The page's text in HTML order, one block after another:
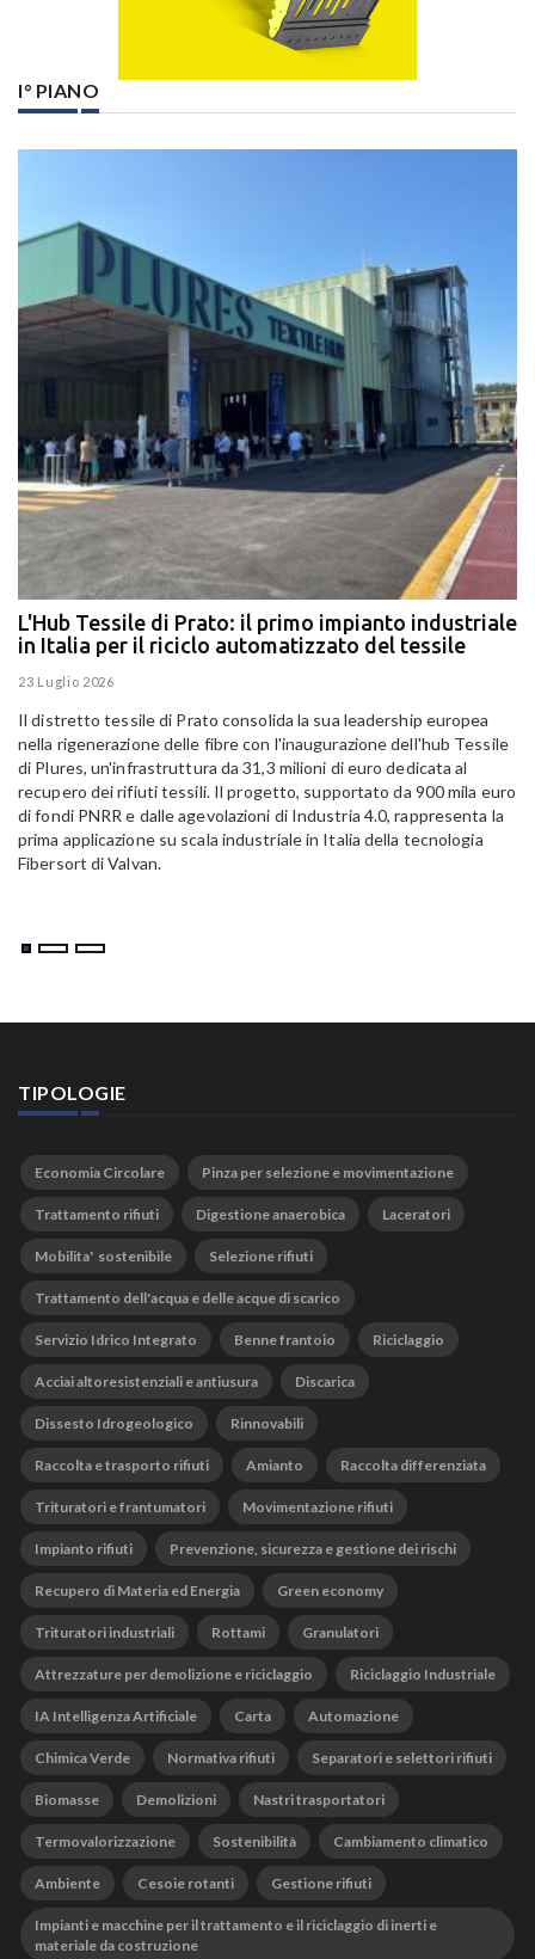
I° PIANO
L'Hub Tessile di Prato: il primo impianto industriale
in Italia per il riciclo automatizzato del tessile
23 Luglio 2026
Il distretto tessile di Prato consolida la sua leadership europea
nella rigenerazione delle fibre con l'inaugurazione dell'hub Tessile
di Plures, un'infrastruttura da 31,3 milioni di euro dedicata al
recupero dei rifiuti tessili. Il progetto, supportato da 900 mila euro
di fondi PNRR e dalle agevolazioni di Industria 4.0, rappresenta la
prima applicazione su scala industriale in Italia della tecnologia
Fibersort di Valvan.
TIPOLOGIE
Economia Circolare Pinza per selezione e movimentazione
Trattamento rifiuti Digestione anaerobica Laceratori
Mobilita' sostenibile Selezione rifiuti
Trattamento dell'acqua e delle acque di scarico
Servizio Idrico Integrato Benne frantoio Riciclaggio
Acciai altoresistenziali e antiusura Discarica
Dissesto Idrogeologico Rinnovabili
Raccolta e trasporto rifiuti Amianto Raccolta differenziata
Trituratori e frantumatori Movimentazione rifiuti
Impianto rifiuti Prevenzione, sicurezza e gestione dei rischi
Recupero di Materia ed Energia Green economy
Trituratori industriali Rottami Granulatori
Attrezzature per demolizione e riciclaggio Riciclaggio Industriale
IA Intelligenza Artificiale Carta Automazione
Chimica Verde Normativa rifiuti Separatori e selettori rifiuti
Biomasse Demolizioni Nastri trasportatori
Termovalorizzazione Sostenibilità Cambiamento climatico
Ambiente Cesoie rotanti Gestione rifiuti
Impianti e macchine per il trattamento e il riciclaggio di inerti e
materiale da costruzione